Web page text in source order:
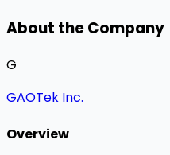
About the Company
G
GAOTek Inc.
Overview